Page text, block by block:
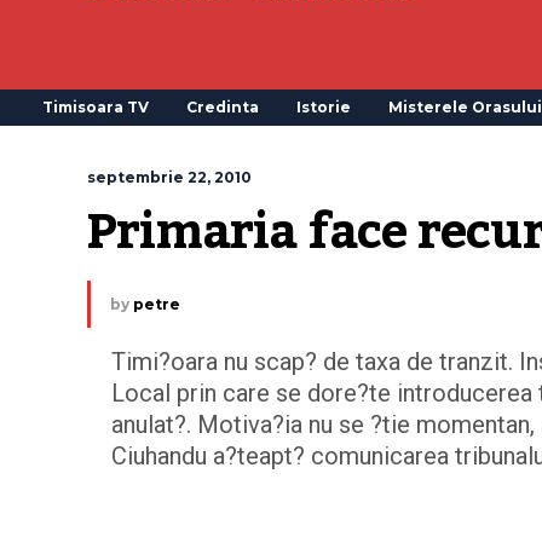
Timisoara TV Credinta Istorie Misterele Orasului
septembrie 22, 2010
Primaria face
by petre
Timi?oara nu scap? de taxa de tranzit.
Local prin care se dore?te
anulat?. Motiva?ia nu se ?tie
Ciuhandu a?teapt? comunicarea